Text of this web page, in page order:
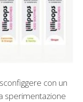
con un
sperimentazione